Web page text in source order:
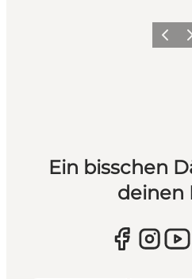
Zurück
Ein bisschen
deinen